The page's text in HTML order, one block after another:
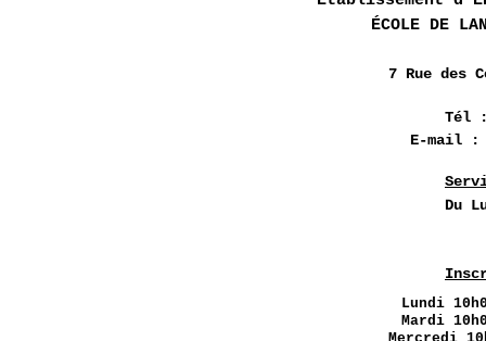
ÉCOLE DE
7 Rue des
Tél
E-mail
Du
Lundi
Mardi
Mercredi